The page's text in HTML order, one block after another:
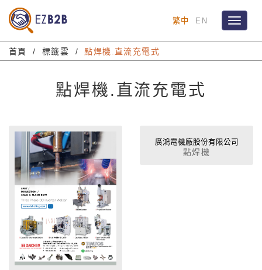
Toggle
繁中 EN
首頁 標籤雲 點焊機.直流充電式
點焊機.直流充電式
廣鴻電機廠股份有限公司
點焊機